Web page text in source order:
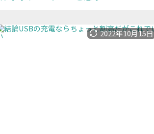
2022年10月15日